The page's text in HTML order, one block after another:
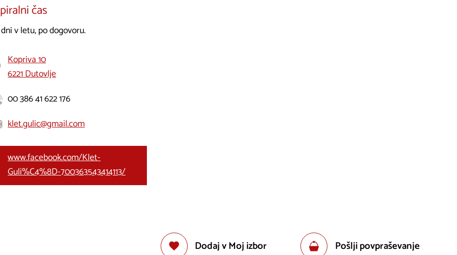
čas
v letu, po dogovoru.
Kopriva 10
6221 Dutovlje
00 386 41 622 176
klet.gulic@gmail.com
www.facebook.com/Klet-
Guli%C4%8D-700363543414113/
Dodaj v Moj izbor Pošlji povpraševanje